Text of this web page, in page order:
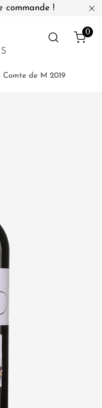
commande !
0
de M 2019